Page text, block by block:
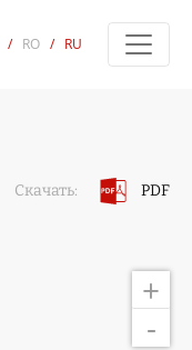
/ RO / RU
Скачать: PDF
+
-